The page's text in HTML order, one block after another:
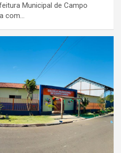
Municipal de Campo
com…